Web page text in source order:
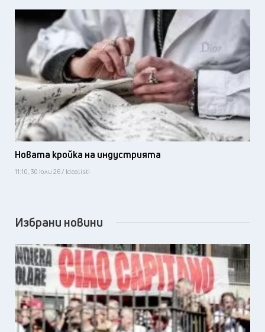
Новата кройка на индустрията
11:10, 30 юли 26 / Idealisti
Избрани новини